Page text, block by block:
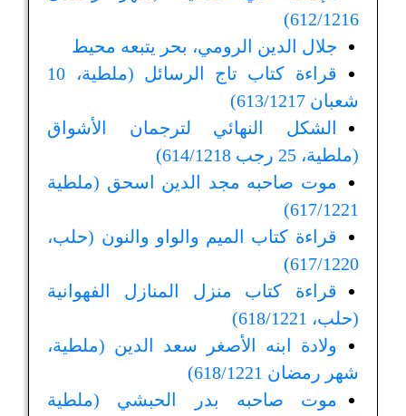
612/1216)
جلال الدين الرومي، بحر يتبعه محيط
قراءة كتاب تاج الرسائل (ملطية، 10
شعبان 613/1217)
الشكل النهائي لترجمان الأشواق
(ملطية، 25 رجب 614/1218)
موت صاحبه مجد الدين اسحق (ملطية
617/1221)
قراءة كتاب الميم والواو والنون (حلب،
617/1220)
قراءة كتاب منزل المنازل الفهوانية
(حلب، 618/1221)
ولادة ابنه الأصغر سعد الدين (ملطية،
شهر رمضان 618/1221)
موت صاحبه بدر الحبشي (ملطية